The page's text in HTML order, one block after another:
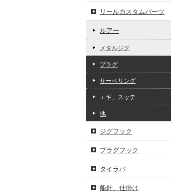
リールカスタムパーツ
ルアー
メタルジグ
プラグ
サーベリング
エギ、スッテ
他
ジグフック
プラグフック
タイラバ
船針、仕掛け